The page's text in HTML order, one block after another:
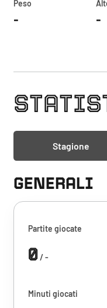
Peso
- -
Stagione
GENERALI
Partite giocate
0/ -
Minuti giocati